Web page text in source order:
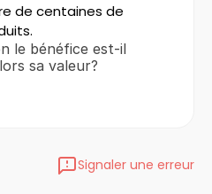
de centaines de
le bénéfice est-il
sa valeur?
Signaler une erreur